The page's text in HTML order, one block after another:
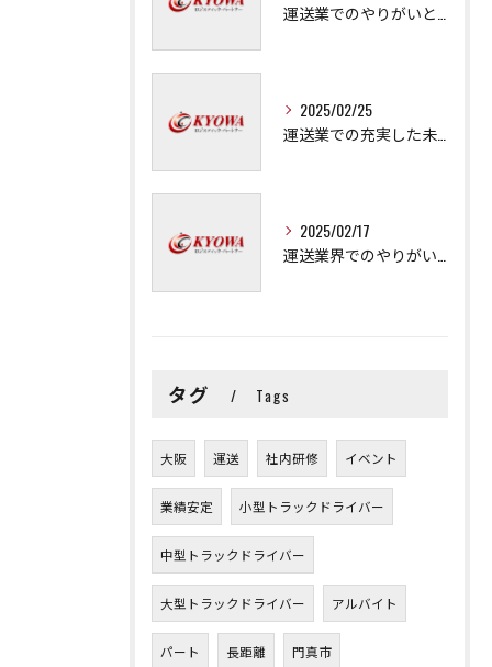
2025/02/25
2025/02/17
タグ Tags
大阪 運送 社内研修 イベント
業績安定 小型トラックドライバー
中型トラックドライバー
大型トラックドライバー アルバイト
パート 長距離 門真市